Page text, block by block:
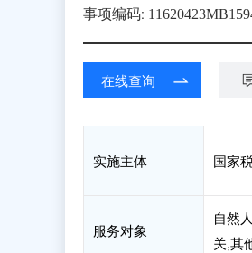
事项编码:
在线查询
实施主体 国家
服务对象
自然
关,其